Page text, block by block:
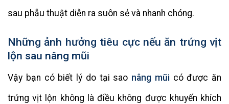
sau phẫu thuật diễn ra suôn sẻ và nhanh chóng.
Những ảnh hưởng tiêu cực nếu ăn trứng vịt
lộn sau nâng mũi
Vậy bạn có biết lý do tại sao nâng mũi có được ăn
trứng vịt lộn không là điều không được khuyến khích